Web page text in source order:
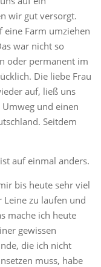
wir gut versorgt.
eine Farm umziehen
war nicht so
oder permanent im
Die liebe Frau
auf, ließ uns
und einen
Seitdem
auf einmal anders.
bis heute sehr viel
Leine zu laufen und
mache ich heute
gewissen
die ich nicht
muss, habe